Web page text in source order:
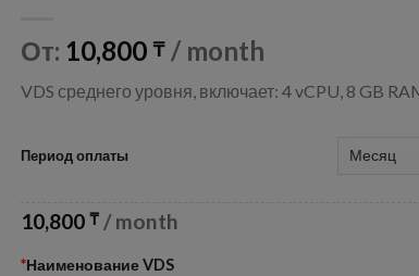
От: 10,800 ₸ / month
VDS среднего уровня, включает: 4 vCPU, 8 GB
Период оплаты
10,800 ₸ / month
*Наименование VDS